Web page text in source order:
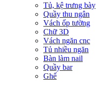
Tủ, kệ trưng bày
Quầy thu ngân
Vách ốp tường
Chữ 3D
Vách ngăn cnc
Tủ nhiều ngăn
Bàn làm nail
Quầy bar
Ghế